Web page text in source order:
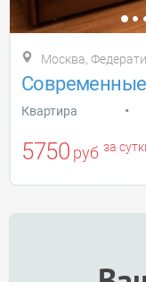
Москва,
Квартира •
5750 руб за